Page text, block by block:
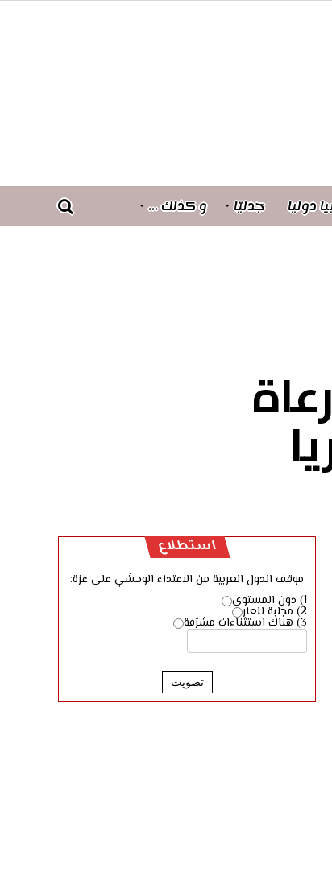
دوليا جدليّا
و كذلك …
استطلاع
موقف الدول العربية من الاعتداء الوحشي على غزة:
1) دون المستوى
2) مجلبة للعار
3) هناك استثناءات مشرّفة
تصويت